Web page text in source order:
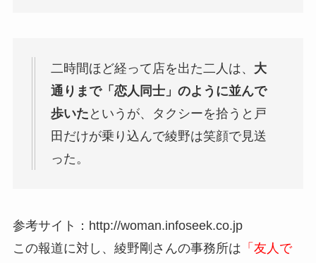
二時間ほど経って店を出た二人は、 大
通りまで「恋人同士」のように並んで
歩いた というが、タクシーを拾うと戸
田だけが乗り込んで綾野は笑顔で見送
った。
参考サイト：http://woman.infoseek.co.jp
この報道に対し、綾野剛さんの事務所は 「友人で